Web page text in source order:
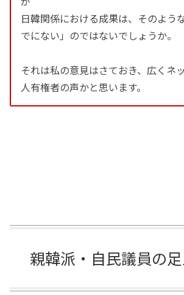
日韓関係における成果は、そのよう
でにない」のではないでしょうか。
それは私の意見はさておき、広くネ
人有権者の声かと思います。
親韓派・自民議員の足